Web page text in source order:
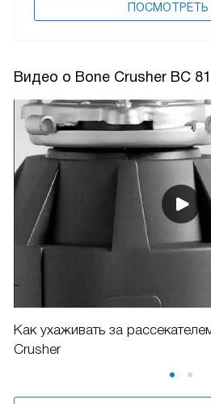
ПОCМОТРЕТЬ
Видео о Bone Crusher BC
Как ухаживать за
Crusher